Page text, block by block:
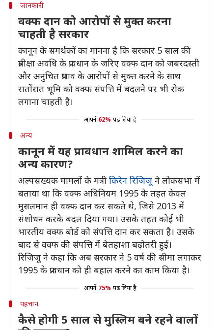
जानकारी
वक्फ दान को आरोपों से मुक्त करना
चाहती है सरकार
कानून के समर्थकों का मानना है कि सरकार 5 साल की
प्रतीक्षा अवधि के प्रावधान के जरिए वक्फ दान को जबरदस्ती
और अनुचित प्रभाव के आरोपों से मुक्त करने के साथ
रातोंरात भूमि को वक्फ संपत्ति में बदलने पर भी रोक
लगाना चाहती है।
आपने 62% पढ़ लिया है
अन्य
कानून में यह प्रावधान शामिल करने का
अन्य कारण?
अल्पसंख्यक मामलों के मंत्री किरेन रिजिजू ने लोकसभा में
बताया था कि वक्फ अधिनियम 1995 के तहत केवल
मुसलमान ही वक्फ दान कर सकते थे, जिसे 2013 में
संशोधन करके बदल दिया गया। उसके तहत कोई भी
भारतीय वक्फ बोर्ड को संपत्ति दान कर सकता है। उसके
बाद से वक्फ की संपत्ति में बेतहाशा बढ़ोतरी हुई।
रिजिजू ने कहा कि अब सरकार ने 5 वर्ष की सीमा लगाकर
1995 के प्रावधान को ही बहाल करने का काम किया है।
आपने 75% पढ़ लिया है
पहचान
कैसे होगी 5 साल से मुस्लिम बने रहने वालों